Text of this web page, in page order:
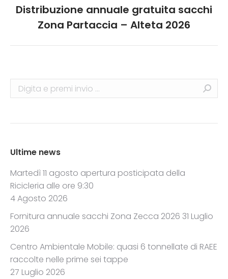
Next
post:
Distribuzione annuale gratuita sacchi
Zona Partaccia – Alteta 2026
Search:
Ultime news
Martedì 11 agosto apertura posticipata della
Ricicleria alle ore 9:30
4 Agosto 2026
Fornitura annuale sacchi Zona Zecca 2026 31 Luglio
2026
Centro Ambientale Mobile: quasi 6 tonnellate di RAEE
raccolte nelle prime sei tappe
27 Luglio 2026